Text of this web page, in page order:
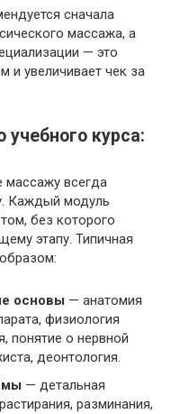
сначала
массажа, а
— это
и увеличивает чек за
учебного курса:
массажу всегда
Каждый модуль
без которого
этапу. Типичная
основы — анатомия
физиология
понятие о нервной
деонтология.
— детальная
разминания,